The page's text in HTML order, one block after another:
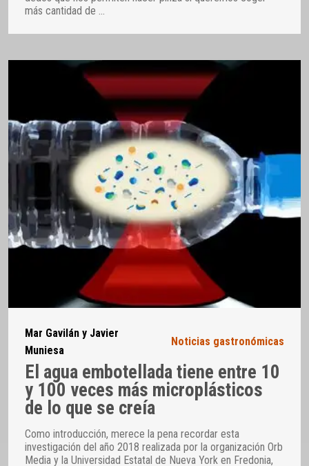
más cantidad de …
Mar Gavilán y Javier
Muniesa
Noticias gastronómicas
El agua embotellada tiene entre 10
y 100 veces más microplásticos
de lo que se creía
Como introducción, merece la pena recordar esta
investigación del año 2018 realizada por la organización Orb
Media y la Universidad Estatal de Nueva York en Fredonia,